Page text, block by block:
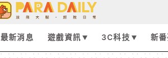
最新消息 遊戲資訊 3C科技 新